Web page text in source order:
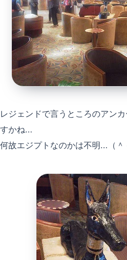
レジェンドで言うところのアン
すかね...
何故エジプトなのかは不明...（＾